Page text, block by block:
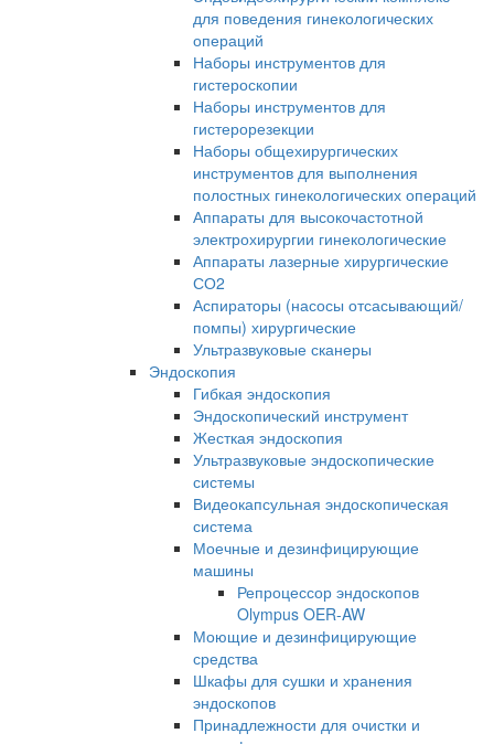
для поведения гинекологических
операций
Наборы инструментов для
гистероскопии
Наборы инструментов для
гистерорезекции
Наборы общехирургических
инструментов для выполнения
полостных гинекологических операций
Аппараты для высокочастотной
электрохирургии гинекологические
Аппараты лазерные хирургические
СО2
Аспираторы (насосы отсасывающий/
помпы) хирургические
Ультразвуковые сканеры
Эндоскопия
Гибкая эндоскопия
Эндоскопический инструмент
Жесткая эндоскопия
Ультразвуковые эндоскопические
системы
Видеокапсульная эндоскопическая
система
Моечные и дезинфицирующие
машины
Репроцессор эндоскопов
Olympus OER-AW
Моющие и дезинфицирующие
средства
Шкафы для сушки и хранения
эндоскопов
Принадлежности для очистки и